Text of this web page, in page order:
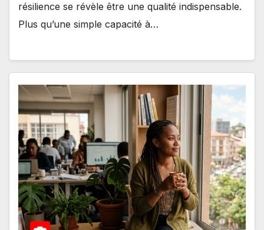
résilience se révèle être une qualité indispensable.
Plus qu’une simple capacité à…